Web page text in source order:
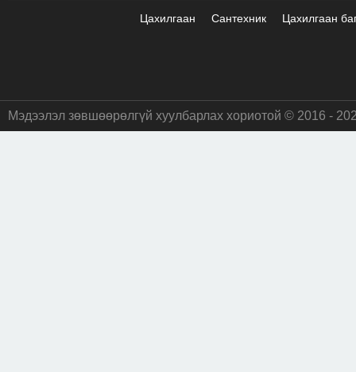
Цахилгаан Сантехник Цахилгаан
Мэдээлэл зөвшөөрөлгүй хуулбарлах хориотой © 2016 -